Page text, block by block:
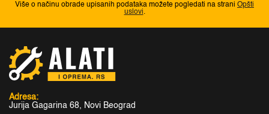
Više o načinu obrade upisanih podataka možete pogledati na strani Opšti
uslovi.
Adresa:
Jurija Gagarina 68, Novi Beograd